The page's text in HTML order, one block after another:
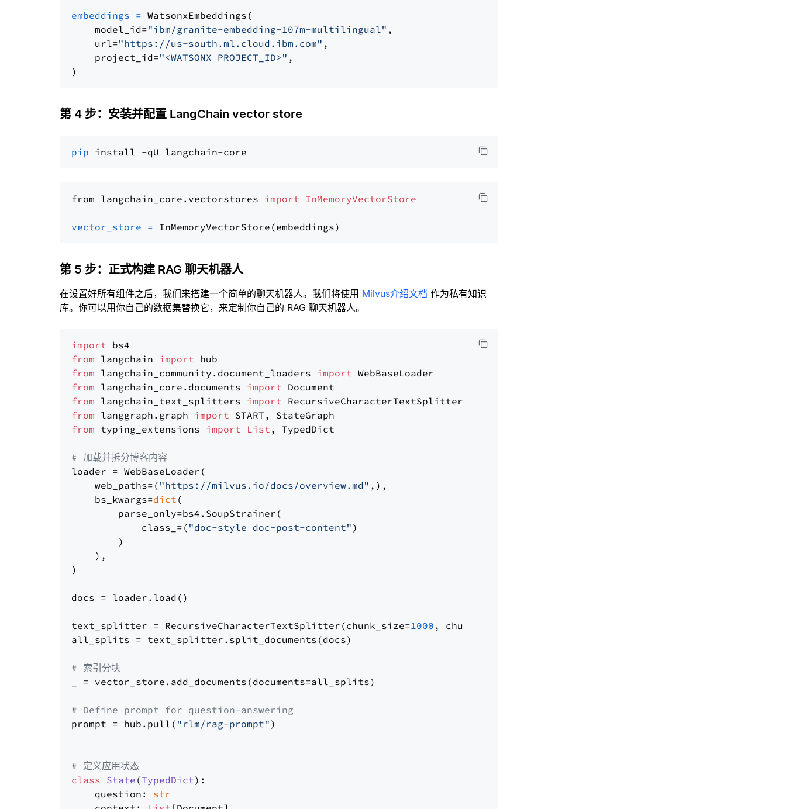
embeddings = WatsonxEmbeddings(
    model_id=
"ibm/granite-embedding-107m-multilingual" ,
    url=
"https://us-south.ml.cloud.ibm.com" ,
    project_id=
"<WATSONX PROJECT_ID>" ,
第 4 步：安装并配置 LangChain vector store
pip
from langchain_core.vectorstores import InMemoryVectorStore
vector_store =
第 5 步：正式构建 RAG 聊天机器人
在设置好所有组件之后，我们来搭建一个简单的聊天机器人。我们将使用 Milvus介绍文档 作为私有知识
库。你可以用你自己的数据集替换它，来定制你自己的 RAG 聊天机器人。
import
from langchain import
from langchain_community.document_loaders import
from langchain_core.documents import
from langchain_text_splitters import
from langgraph.graph import
from typing_extensions import List , TypedDict
# 加载并拆分博客内容
loader = WebBaseLoader(
    web_paths=(
"https://milvus.io/docs/overview.md" ,),
    bs_kwargs=
dict (
        parse_only=bs4.SoupStrainer(
            class_=(
"doc-style doc-post-content" )
        )
    ),
)
docs = loader.load()
text_splitter = RecursiveCharacterTextSplitter(chunk_size=1000 , chunk_overlap=
all_splits = text_splitter.split_documents(docs)
# 索引分块
_ = vector_store.add_documents(documents=all_splits)
# Define prompt for question-answering
prompt = hub.pull( "rlm/rag-prompt" )
# 定义应用状态
class State (TypedDict):
    question:
str